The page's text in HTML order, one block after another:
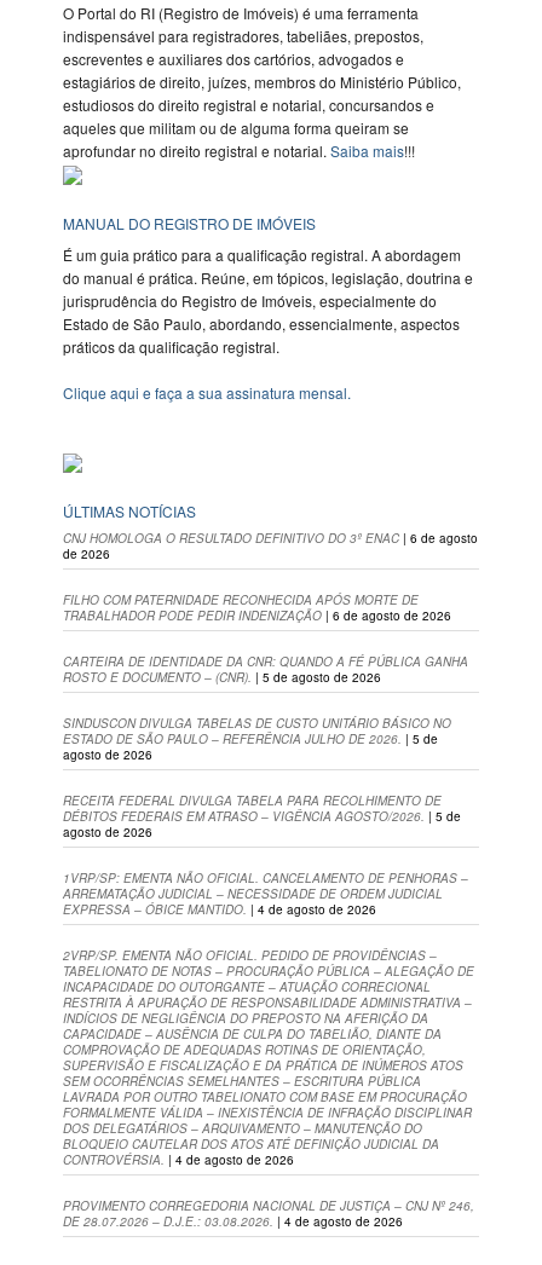
O Portal do RI (Registro de Imóveis) é uma ferramenta
indispensável para registradores, tabeliães, prepostos,
escreventes e auxiliares dos cartórios, advogados e
estagiários de direito, juízes, membros do Ministério Público,
estudiosos do direito registral e notarial, concursandos e
aqueles que militam ou de alguma forma queiram se
aprofundar no direito registral e notarial.Saiba mais!!!
MANUAL DO REGISTRO DE IMÓVEIS
É um guia prático para a qualificação registral. A abordagem
do manual é prática. Reúne, em tópicos, legislação, doutrina e
jurisprudência do Registro de Imóveis, especialmente do
Estado de São Paulo, abordando, essencialmente, aspectos
práticos da qualificação registral.
Clique aqui e faça a sua assinatura mensal.
ÚLTIMAS NOTÍCIAS
CNJ HOMOLOGA O RESULTADO DEFINITIVO DO 3º ENAC | 6 de agosto
de 2026
FILHO COM PATERNIDADE RECONHECIDA APÓS MORTE DE
TRABALHADOR PODE PEDIR INDENIZAÇÃO | 6 de agosto de 2026
CARTEIRA DE IDENTIDADE DA CNR: QUANDO A FÉ PÚBLICA GANHA
ROSTO E DOCUMENTO – (CNR). | 5 de agosto de 2026
SINDUSCON DIVULGA TABELAS DE CUSTO UNITÁRIO BÁSICO NO
ESTADO DE SÃO PAULO – REFERÊNCIA JULHO DE 2026. | 5 de
agosto de 2026
RECEITA FEDERAL DIVULGA TABELA PARA RECOLHIMENTO DE
DÉBITOS FEDERAIS EM ATRASO – VIGÊNCIA AGOSTO/2026. | 5 de
agosto de 2026
1VRP/SP: EMENTA NÃO OFICIAL. CANCELAMENTO DE PENHORAS –
ARREMATAÇÃO JUDICIAL – NECESSIDADE DE ORDEM JUDICIAL
EXPRESSA – ÓBICE MANTIDO. | 4 de agosto de 2026
2VRP/SP. EMENTA NÃO OFICIAL. PEDIDO DE PROVIDÊNCIAS –
TABELIONATO DE NOTAS – PROCURAÇÃO PÚBLICA – ALEGAÇÃO DE
INCAPACIDADE DO OUTORGANTE – ATUAÇÃO CORRECIONAL
RESTRITA À APURAÇÃO DE RESPONSABILIDADE ADMINISTRATIVA –
INDÍCIOS DE NEGLIGÊNCIA DO PREPOSTO NA AFERIÇÃO DA
CAPACIDADE – AUSÊNCIA DE CULPA DO TABELIÃO, DIANTE DA
COMPROVAÇÃO DE ADEQUADAS ROTINAS DE ORIENTAÇÃO,
SUPERVISÃO E FISCALIZAÇÃO E DA PRÁTICA DE INÚMEROS ATOS
SEM OCORRÊNCIAS SEMELHANTES – ESCRITURA PÚBLICA
LAVRADA POR OUTRO TABELIONATO COM BASE EM PROCURAÇÃO
FORMALMENTE VÁLIDA – INEXISTÊNCIA DE INFRAÇÃO DISCIPLINAR
DOS DELEGATÁRIOS – ARQUIVAMENTO – MANUTENÇÃO DO
BLOQUEIO CAUTELAR DOS ATOS ATÉ DEFINIÇÃO JUDICIAL DA
CONTROVÉRSIA. | 4 de agosto de 2026
PROVIMENTO CORREGEDORIA NACIONAL DE JUSTIÇA – CNJ Nº 246,
DE 28.07.2026 – D.J.E.: 03.08.2026. | 4 de agosto de 2026